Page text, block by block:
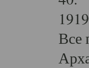
Все